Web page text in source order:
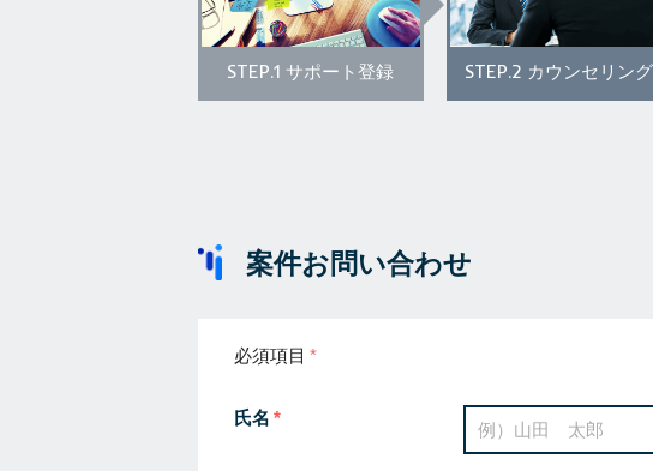
STEP.1 サポート登録 STEP.2 カウンセリング
案件お問い合わせ
必須項目
氏名